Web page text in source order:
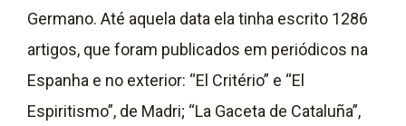
Germano. Até aquela data ela tinha escrito 1286
artigos, que foram publicados em periódicos na
Espanha e no exterior: “El Critério” e “El
Espiritismo”, de Madri; “La Gaceta de Cataluña”,